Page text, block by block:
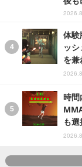
体験
ッ
を
時間
も